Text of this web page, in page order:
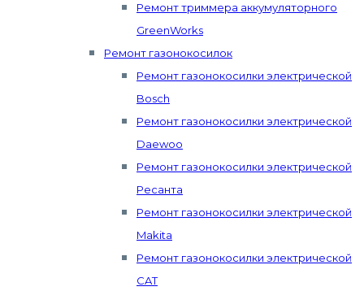
Ремонт триммера аккумуляторного
GreenWorks
Ремонт газонокосилок
Ремонт газонокосилки электрической
Bosch
Ремонт газонокосилки электрической
Daewoo
Ремонт газонокосилки электрической
Ресанта
Ремонт газонокосилки электрической
Makita
Ремонт газонокосилки электрической
CAT